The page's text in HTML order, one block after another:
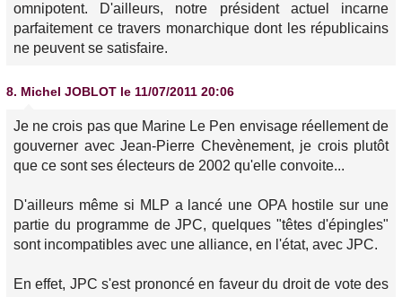
omnipotent. D'ailleurs, notre président actuel incarne
parfaitement ce travers monarchique dont les républicains
ne peuvent se satisfaire.
8. Michel JOBLOT le 11/07/2011 20:06
Je ne crois pas que Marine Le Pen envisage réellement de
gouverner avec Jean-Pierre Chevènement, je crois plutôt
que ce sont ses électeurs de 2002 qu'elle convoite...
D'ailleurs même si MLP a lancé une OPA hostile sur une
partie du programme de JPC, quelques "têtes d'épingles"
sont incompatibles avec une alliance, en l'état, avec JPC.
En effet, JPC s'est prononcé en faveur du droit de vote des